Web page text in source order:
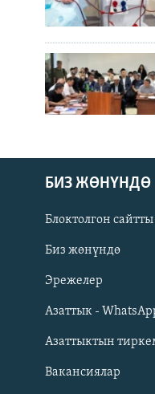
Русский
ОНЛАЙН ШЕРИНЕ
БИЗ ЖӨНҮНДӨ
Блоктолгон
Биз жөнүндө
Эрежелер
Азаттык -
Азаттыктын
Вакансиялар